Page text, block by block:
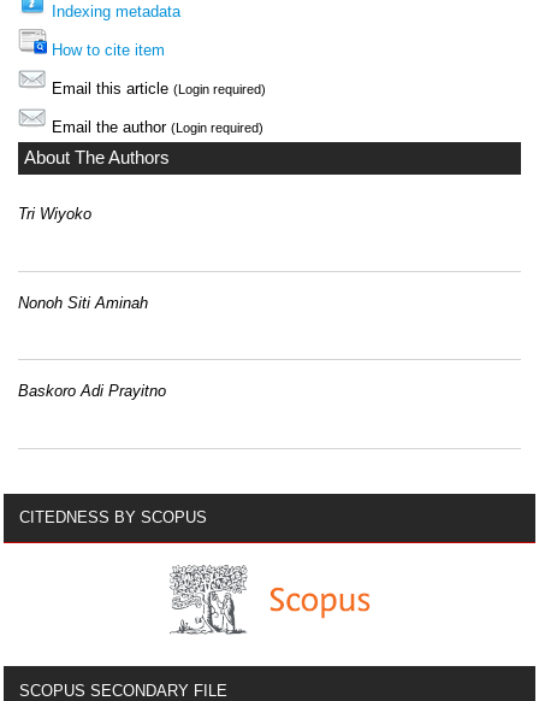
Indexing metadata
How to cite item
Email this article (Login required)
Email the author (Login required)
About The Authors
Tri Wiyoko
Nonoh Siti Aminah
Baskoro Adi Prayitno
CITEDNESS BY SCOPUS
SCOPUS SECONDARY FILE